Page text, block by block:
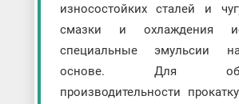
износостойких сталей и
смазки и охлаждения
специальные эмульсии
основе. Для
производительности